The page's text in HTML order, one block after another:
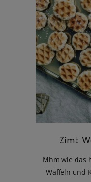
Eis am Stil
Zimt
Mhm wie das
Waffeln und